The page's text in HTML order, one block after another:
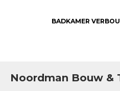
BADKAMER
Noordman Bouw &